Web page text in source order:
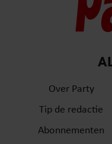
Over Party
Tip de redactie
Abonnementen